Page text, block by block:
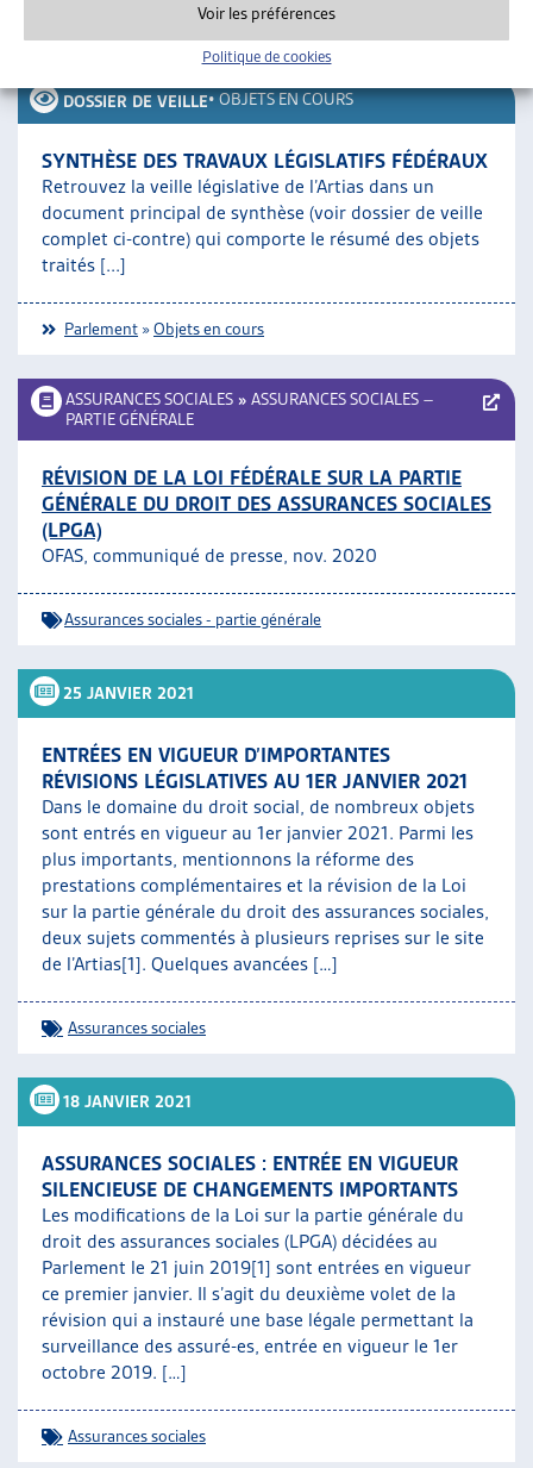
Voir les préférences
Politique de cookies
Assurances sociales, partie générale (LPGA)
SUR LE MÊME THÈME…
DOSSIER DE VEILLE•OBJETS EN COURS
SYNTHÈSE DES TRAVAUX LÉGISLATIFS FÉDÉRAUX
Retrouvez la veille législative de l’Artias dans un
document principal de synthèse (voir dossier de veille
complet ci-contre) qui comporte le résumé des objets
traités [...]
Parlement »Objets en cours
ASSURANCES SOCIALES » ASSURANCES SOCIALES –
PARTIE GÉNÉRALE
RÉVISION DE LA LOI FÉDÉRALE SUR LA PARTIE
GÉNÉRALE DU DROIT DES ASSURANCES SOCIALES
(LPGA)
OFAS, communiqué de presse, nov. 2020
Assurances sociales - partie générale
25 JANVIER 2021
ENTRÉES EN VIGUEUR D’IMPORTANTES
RÉVISIONS LÉGISLATIVES AU 1ER JANVIER 2021
Dans le domaine du droit social, de nombreux objets
sont entrés en vigueur au 1er janvier 2021. Parmi les
plus importants, mentionnons la réforme des
prestations complémentaires et la révision de la Loi
sur la partie générale du droit des assurances sociales,
deux sujets commentés à plusieurs reprises sur le site
de l’Artias[1]. Quelques avancées […]
Assurances sociales
18 JANVIER 2021
ASSURANCES SOCIALES : ENTRÉE EN VIGUEUR
SILENCIEUSE DE CHANGEMENTS IMPORTANTS
Les modifications de la Loi sur la partie générale du
droit des assurances sociales (LPGA) décidées au
Parlement le 21 juin 2019[1] sont entrées en vigueur
ce premier janvier. Il s’agit du deuxième volet de la
révision qui a instauré une base légale permettant la
surveillance des assuré-es, entrée en vigueur le 1er
octobre 2019. […]
Assurances sociales